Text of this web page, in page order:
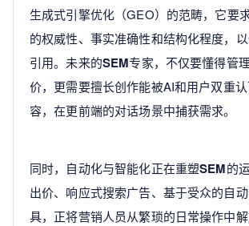
生成式引擎优化（GEO）的范畴，它要
的权威性、事实准确性和结构化程度，
引用。未来的SEM专家，不仅要懂得管
价，更需要擅长创作能被AI和用户双重
容，在更前端的对话场景中捕获需求。
同时，自动化与智能化正在重塑SEM的
出价、响应式搜索广告、基于受众的自
具，正将营销人员从繁琐的日常操作中